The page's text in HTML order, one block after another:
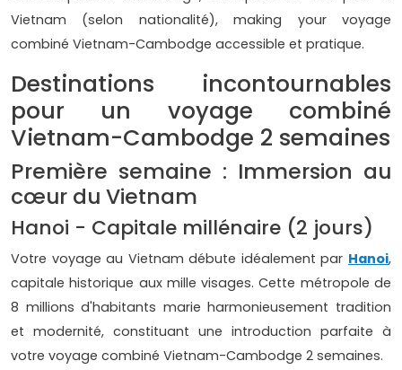
Vietnam (selon nationalité), making your voyage
combiné Vietnam-Cambodge accessible et pratique.
Destinations incontournables
pour un voyage combiné
Vietnam-Cambodge 2 semaines
Première semaine : Immersion au
cœur du Vietnam
Hanoi - Capitale millénaire (2 jours)
Votre voyage au Vietnam débute idéalement par Hanoi,
capitale historique aux mille visages. Cette métropole de
8 millions d'habitants marie harmonieusement tradition
et modernité, constituant une introduction parfaite à
votre voyage combiné Vietnam-Cambodge 2 semaines.